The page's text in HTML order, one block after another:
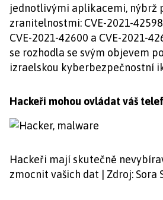
jednotlivými aplikacemi, nýbrž
zranitelnostmi: CVE-2021-
CVE-2021-42600 a CVE-2021-
se rozhodla se svým objevem
izraelskou kyberbezpečnostní
Hackeři mohou ovládat váš
Hackeři mají skutečně
zmocnit vašich dat | Zdroj: Sora